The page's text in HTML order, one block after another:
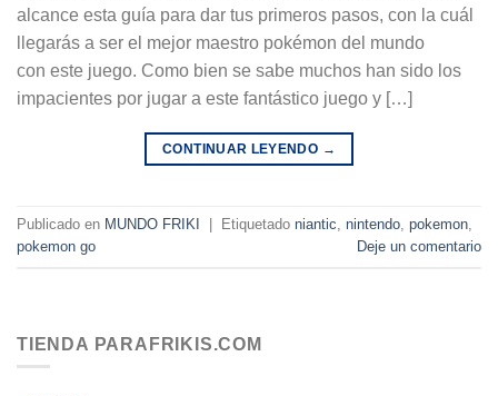
TIENDA PARAFRIKIS.COM
alcance esta guía para dar tus primeros pasos, con la cuál
llegarás a ser el mejor maestro pokémon del mundo
con este juego. Como bien se sabe muchos han sido los
impacientes por jugar a este fantástico juego y […]
CONTINUAR LEYENDO →
Publicado en MUNDO FRIKI Etiquetado niantic, nintendo, pokemon,
pokemon go
Deje un comentario